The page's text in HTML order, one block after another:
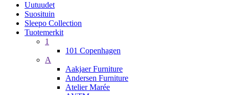
Uutuudet
Suosituin
Sleepo Collection
Tuotemerkit
1
101 Copenhagen
A
Aakjaer Furniture
Andersen Furniture
Atelier Marée